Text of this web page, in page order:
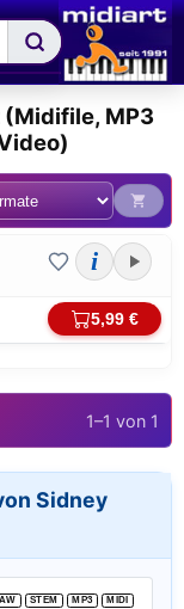
(Midifile, MP3
i
5,99 €
1–1 von 1
Sidney
STEM MP3 MIDI
Downloads